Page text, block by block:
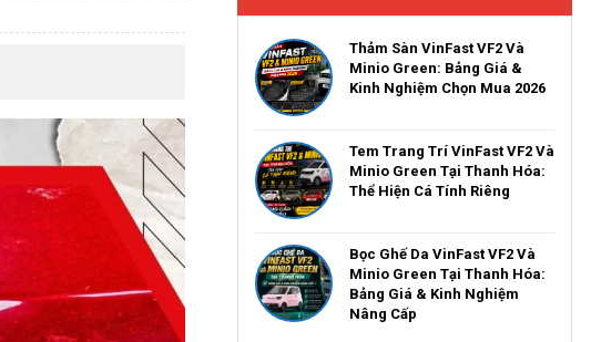
Thảm Sàn VinFast VF2 Và
Minio Green: Bảng Giá &
Kinh Nghiệm Chọn Mua 2026
Tem Trang Trí VinFast VF2 Và
Minio Green Tại Thanh Hóa:
Thể Hiện Cá Tính Riêng
Bọc Ghế Da VinFast VF2 Và
Minio Green Tại Thanh Hóa:
Bảng Giá & Kinh Nghiệm
Nâng Cấp